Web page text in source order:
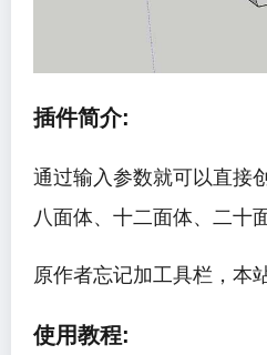
插件简介:
通过输入参数就可以直接
八面体、十二面体、二十
原作者忘记加工具栏，本
使用教程: